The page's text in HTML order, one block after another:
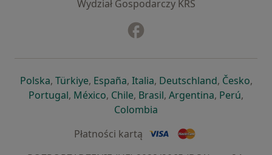
Wydział Gospodarczy KRS
Polskaotwiera się w nowej karcie
, Türkiyeotwiera się w nowej karcie
, Españaotwiera się w nowej karcie
, Italiaotwiera się w nowej
, Deutschlandotwiera się
, Česko,
Portugalotwiera się w nowej karcie
, Méxicootwiera się w nowej karcie
, Chileotwiera się w nowej karcie
, Brasilotwiera się w nowej
, Argentinaotwiera się
, Perú,
Colombia
Płatności kartą